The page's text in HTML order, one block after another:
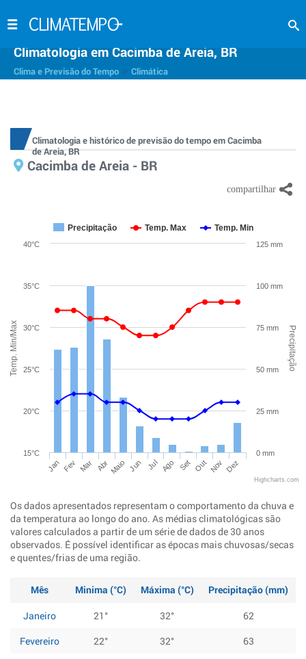
Climatologia em Cacimba de Areia, BR
Clima e Previsão do Tempo Climática
Climatologia e histórico de previsão do tempo em Cacimba
de Areia, BR
Cacimba de Areia - BR
Temp. Min/Max Precipitação
Precipitação Temp. Max Temp. Min
Jan Fev Mar Abr Maio Jun Jul Ago Set Out Nov Dez
15°C
20°C
25°C
30°C
35°C
40°C
0 mm
25 mm
50 mm
75 mm
100 mm
125 mm
Highcharts.com
Os dados apresentados representam o comportamento da chuva e
da temperatura ao longo do ano. As médias climatológicas são
valores calculados a partir de um série de dados de 30 anos
observados. É possível identificar as épocas mais chuvosas/secas
e quentes/frias de uma região.
Mês Minima (°C) Máxima (°C)
Precipitação (mm)
Janeiro
21° 32°
62
Fevereiro
22° 32°
63